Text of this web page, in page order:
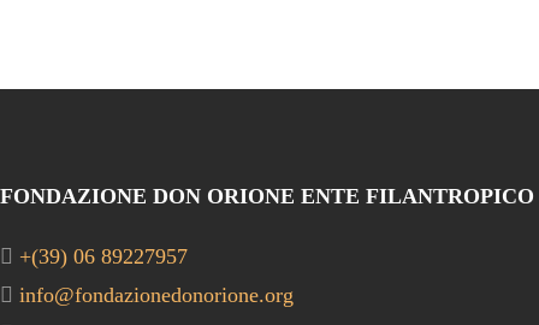
FONDAZIONE DON ORIONE ENTE FILANTROPICO
+(39) 06 89227957
info@fondazionedonorione.org